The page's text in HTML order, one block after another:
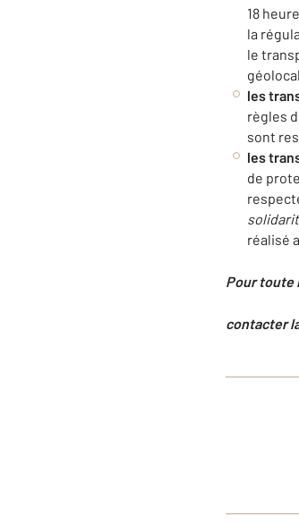
18
la
le
les
règles
sont
les
de
réalisé
Pour toute
contacter